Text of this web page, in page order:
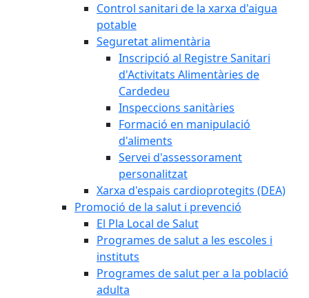
Control sanitari de la xarxa d'aigua
potable
Seguretat alimentària
Inscripció al Registre Sanitari
d'Activitats Alimentàries de
Cardedeu
Inspeccions sanitàries
Formació en manipulació
d'aliments
Servei d'assessorament
personalitzat
Xarxa d'espais cardioprotegits (DEA)
Promoció de la salut i prevenció
El Pla Local de Salut
Programes de salut a les escoles i
instituts
Programes de salut per a la població
adulta